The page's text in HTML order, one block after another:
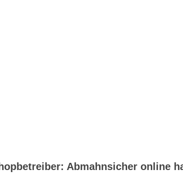
Abmahnsicher online